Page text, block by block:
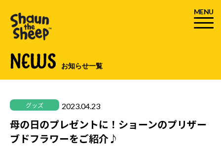
MENU
NEWS お知らせ一覧
グッズ 2023.04.23
母の日のプレゼントに！ショーンのプリザー
ブドフラワーをご紹介♪